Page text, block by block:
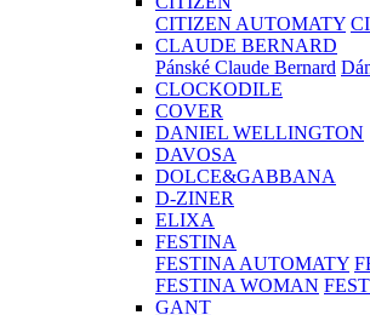
CITIZEN AUTOMATY
CLAUDE BERNARD
Pánské Claude Bernard
CLOCKODILE
COVER
DANIEL WELLINGTON
DAVOSA
DOLCE&GABBANA
D-ZINER
ELIXA
FESTINA
FESTINA AUTOMATY
FESTINA WOMAN
GANT